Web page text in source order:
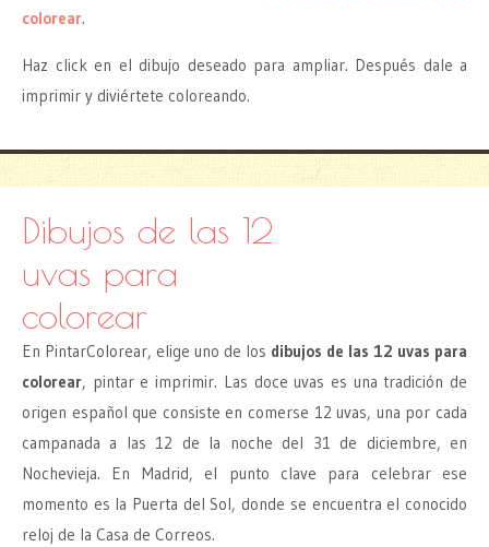
colorear.
Haz click en el dibujo deseado para ampliar. Después dale a
imprimir y diviértete coloreando.
Dibujos de las 12
uvas para
colorear
En PintarColorear, elige uno de los dibujos de las 12 uvas para
colorear, pintar e imprimir. Las doce uvas es una tradición de
origen español que consiste en comerse 12 uvas, una por cada
campanada a las 12 de la noche del 31 de diciembre, en
Nochevieja. En Madrid, el punto clave para celebrar ese
momento es la Puerta del Sol, donde se encuentra el conocido
reloj de la Casa de Correos.